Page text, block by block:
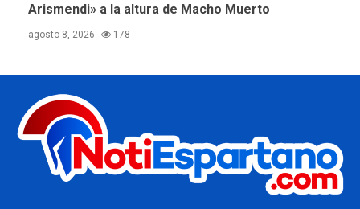
Arismendi» a la altura de Macho Muerto
agosto 8, 2026 178